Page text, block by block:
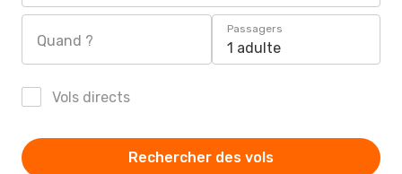
Quand ?
Passagers
1 adulte
Vols directs
Rechercher des vols